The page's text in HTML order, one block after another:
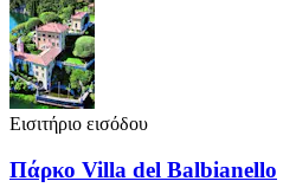
Εισιτήριο εισόδου
Πάρκο Villa del Balbianello